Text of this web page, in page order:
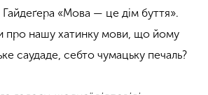
«Мова — це дім буття».
про нашу хатинку мови, що йому
саудаде, себто чумацьку печаль?